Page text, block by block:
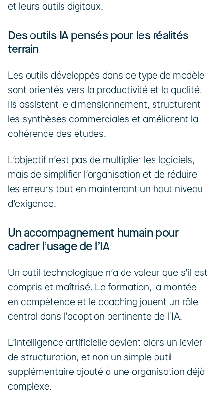
et leurs outils digitaux.
Des outils IA pensés pour les réalités
terrain
Les outils développés dans ce type de modèle
sont orientés vers la productivité et la qualité.
Ils assistent le dimensionnement, structurent
les synthèses commerciales et améliorent la
cohérence des études.
L’objectif n’est pas de multiplier les logiciels,
mais de simplifier l’organisation et de réduire
les erreurs tout en maintenant un haut niveau
d’exigence.
Un accompagnement humain pour
cadrer l’usage de l’IA
Un outil technologique n’a de valeur que s’il est
compris et maîtrisé. La formation, la montée
en compétence et le coaching jouent un rôle
central dans l’adoption pertinente de l’IA.
L’intelligence artificielle devient alors un levier
de structuration, et non un simple outil
supplémentaire ajouté à une organisation déjà
complexe.